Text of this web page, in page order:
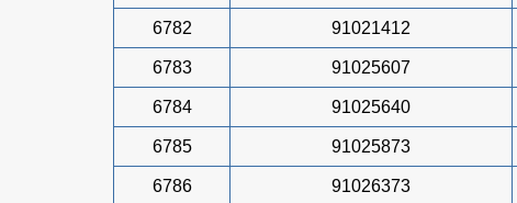
6782 91021412
6783 91025607
6784 91025640
6785 91025873
6786 91026373